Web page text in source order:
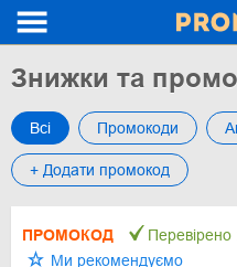
Знижки та
Всі Промокоди
+ Додати промокод
ПРОМОКОД Перевірено
Ми рекомендуємо